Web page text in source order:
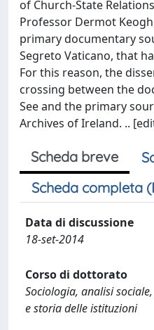
of Church-State
Professor Dermot
primary documentary
Segreto Vaticano, that
For this reason, the
crossing between the
See and the primary
Archives of Ireland. ..
Scheda breve
Scheda completa
Data di discussione
18-set-2014
Corso di dottorato
Sociologia, analisi
e storia delle istituzioni